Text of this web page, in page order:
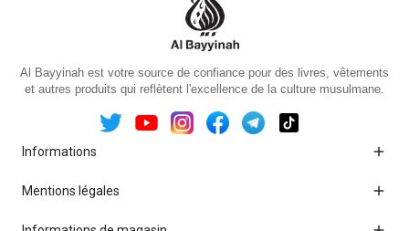
Al Bayyinah est votre source de confiance pour des livres, vêtements
et autres produits qui reflètent l'excellence de la culture musulmane.
Informations 
Mentions légales 